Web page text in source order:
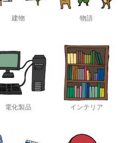
建物 物語
電化製品 インテリア